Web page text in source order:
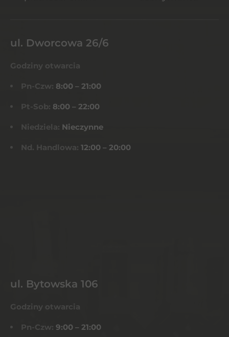
ul. Dworcowa 26/6
Godziny otwarcia
Pn-Czw: 8:00 – 21:00
Pt-Sob: 8:00 – 22:00
Niedziela: Nieczynne
Nd. Handlowa: 12:00 – 20:00
ul. Bytowska 106
Godziny otwarcia
Pn-Czw: 9:00 – 21:00